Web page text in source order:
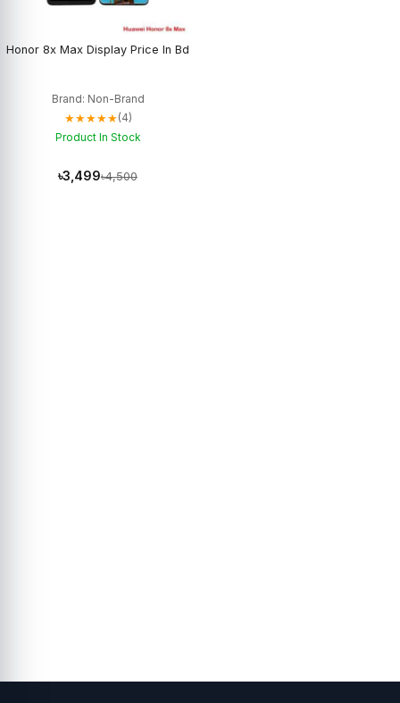
Honor 8x Max Display Price In Bd
Brand: Non-Brand
★★★★★(4)
Product In Stock
৳3,499৳4,500